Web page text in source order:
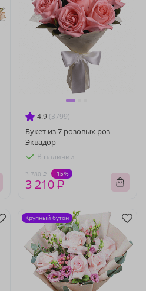
4.9 (3799)
Букет из 7 розовых роз
Эквадор
В наличии
3 780 ₽ -15%
3 210 ₽
Крупный бутон